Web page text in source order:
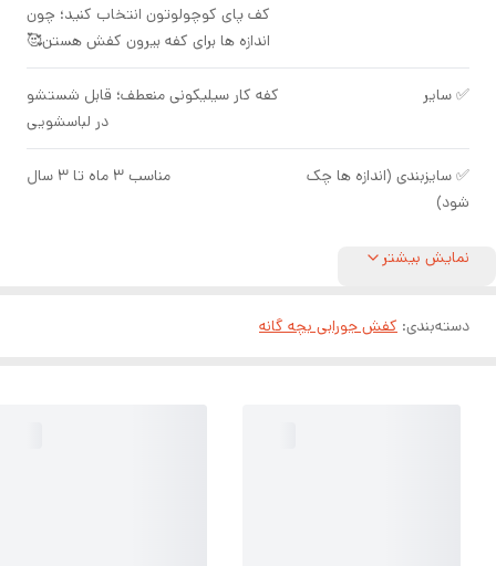
کف پای کوچولوتون انتخاب کنید؛ چون
اندازه ها برای کفه بیرون کفش هستن🥰
✅ سایر
کفه کار سیلیکونی منعطف؛ قابل شستشو
در لباسشویی
✅ سایزبندی (اندازه ها چک
شود)
مناسب ۳ ماه تا ۳ سال
نمایش بیشتر
دسته‌بندی: کفش جورابی بچه گانه